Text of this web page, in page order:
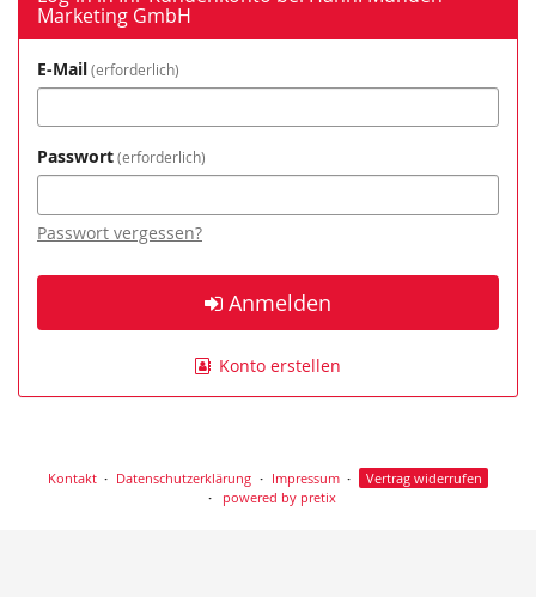
Marketing GmbH
E-Mail erforderlich
Passwort erforderlich
Passwort vergessen?
Anmelden
Konto erstellen
Kontakt Datenschutzerklärung Impressum
Vertrag widerrufen
powered by pretix